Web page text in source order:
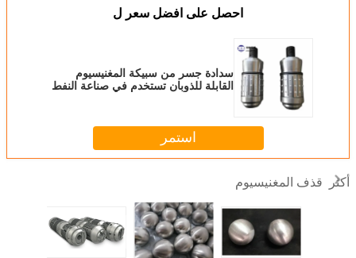
احصل على افضل سعر ل
سدادة جسر من سبيكة المغنيسيوم
القابلة للذوبان تستخدم في صناعة النفط
استمر
أكثر قذف المغنيسيوم